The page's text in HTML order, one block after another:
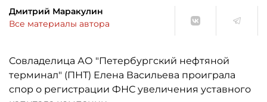
Дмитрий Маракулин
Все материалы автора
Совладелица АО "Петербургский нефтяной
терминал" (ПНТ) Елена Васильева проиграла
спор о регистрации ФНС увеличения уставного